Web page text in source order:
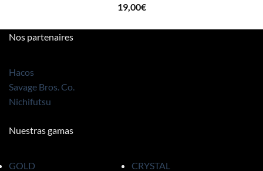
19,00€
Nos partenaires
Hacos
Savage Bros. Co.
Nichifutsu
Nuestras gamas
GOLD CRYSTAL